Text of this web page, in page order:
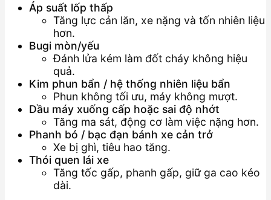
Áp suất lốp thấp
Tăng lực cản lăn, xe nặng và tốn nhiên liệu
hơn.
Bugi mòn/yếu
Đánh lửa kém làm đốt cháy không hiệu
quả.
Kim phun bẩn / hệ thống nhiên liệu bẩn
Phun không tối ưu, máy không mượt.
Dầu máy xuống cấp hoặc sai độ nhớt
Tăng ma sát, động cơ làm việc nặng hơn.
Phanh bó / bạc đạn bánh xe cản trở
Xe bị ghì, tiêu hao tăng.
Thói quen lái xe
Tăng tốc gấp, phanh gấp, giữ ga cao kéo
dài.